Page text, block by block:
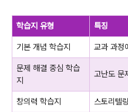
학습지 유형 특징
기본 개념 학습지 교과 과정
문제 해결 중심 학습
지
고난도 문
창의력 학습지 스토리텔